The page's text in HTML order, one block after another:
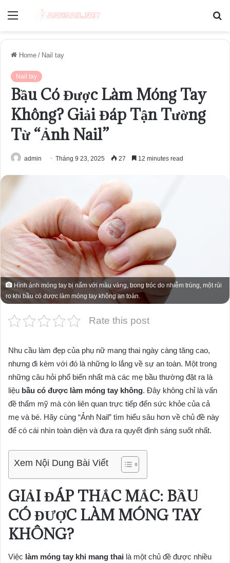
Menu
Home / Nail tay
Nail tay
Bầu Có Được Làm Móng Tay
Không? Giải Đáp Tận Tường
Từ “Ảnh Nail”
admin Tháng 9 23, 2025 27 12 minutes read
Hình ảnh móng tay bị nấm với màu vàng, bong tróc do nhiễm trùng, một rủi
ro khi bầu có được làm móng tay không an toàn.
Rate this post
Nhu cầu làm đẹp của phụ nữ mang thai ngày càng tăng cao,
nhưng đi kèm với đó là những lo lắng về sự an toàn. Một trong
những câu hỏi phổ biến nhất mà các mẹ bầu thường đặt ra là
liệu bầu có được làm móng tay không. Đây không chỉ là vấn
đề thẩm mỹ mà còn liên quan trực tiếp đến sức khỏe của cả
mẹ và bé. Hãy cùng “Ảnh Nail” tìm hiểu sâu hơn về chủ đề này
để có cái nhìn toàn diện và đưa ra quyết định sáng suốt nhất.
Xem Nội Dung Bài Viết
GIẢI ĐÁP THẮC MẮC: BẦU
CÓ ĐƯỢC LÀM MÓNG TAY
KHÔNG?
Việc làm móng tay khi mang thai là một chủ đề được nhiều